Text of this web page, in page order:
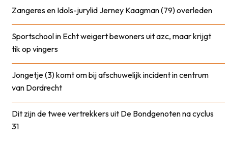
Zangeres en Idols-jurylid Jerney Kaagman (79) overleden
Sportschool in Echt weigert bewoners uit azc, maar krijgt
tik op vingers
Jongetje (3) komt om bij afschuwelijk incident in centrum
van Dordrecht
Dit zijn de twee vertrekkers uit De Bondgenoten na cyclus
31